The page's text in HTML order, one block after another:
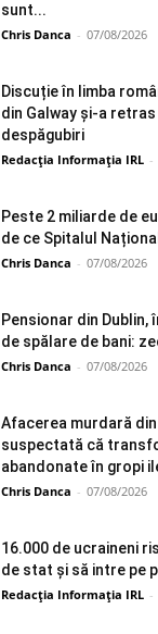
sunt...
Chris Danca - 07/08/2026
Discuție în limba
din Galway și-a
despăgubiri
Redacția Informația IRL -
Peste 2 miliarde de
de ce Spitalul
Chris Danca - 07/08/2026
Pensionar din
de spălare de bani:
Chris Danca - 07/08/2026
Afacerea murdară
suspectată că
abandonate în gropi
Chris Danca - 07/08/2026
16.000 de ucraineni
de stat și să intre pe
Redacția Informația IRL -